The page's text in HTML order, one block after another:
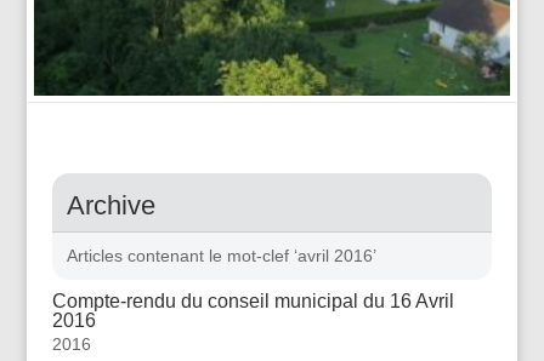
Archive
Articles contenant le mot-clef ‘avril 2016’
Compte-rendu du conseil municipal du 16 Avril
2016
2016